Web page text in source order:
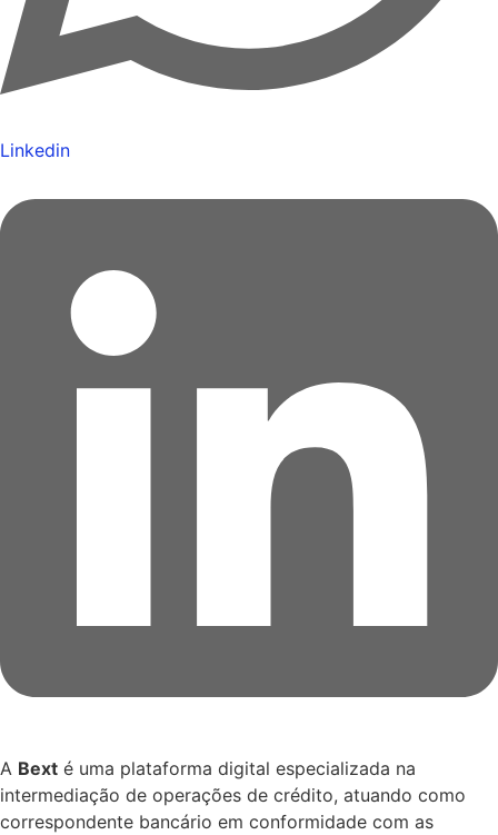
Linkedin
A Bext é uma plataforma digital especializada na
intermediação de operações de crédito, atuando como
correspondente bancário em conformidade com as